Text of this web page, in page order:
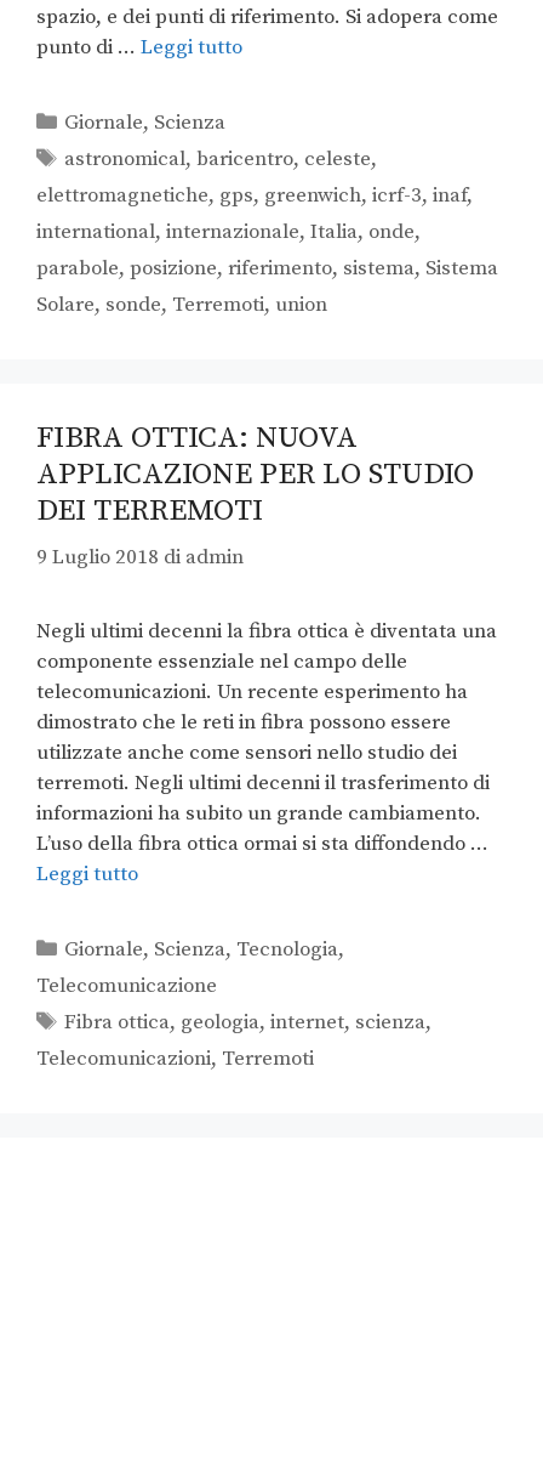
spazio, e dei punti di riferimento. Si adopera come
punto di … Leggi tutto
Giornale, Scienza
astronomical,baricentro, celeste,
elettromagnetiche, gps, greenwich, icrf-3, inaf,
international, internazionale, Italia, onde,
parabole, posizione, riferimento, sistema, Sistema
Solare, sonde, Terremoti, union
FIBRA OTTICA: NUOVA
APPLICAZIONE PER LO STUDIO
DEI TERREMOTI
9 Luglio 2018 di admin
Negli ultimi decenni la fibra ottica è diventata una
componente essenziale nel campo delle
telecomunicazioni. Un recente esperimento ha
dimostrato che le reti in fibra possono essere
utilizzate anche come sensori nello studio dei
terremoti. Negli ultimi decenni il trasferimento di
informazioni ha subito un grande cambiamento.
L’uso della fibra ottica ormai si sta diffondendo …
Leggi tutto
Giornale, Scienza, Tecnologia,
Telecomunicazione
Fibra ottica, geologia,internet, scienza,
Telecomunicazioni, Terremoti